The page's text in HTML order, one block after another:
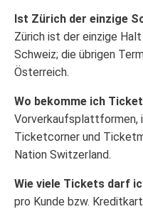
Ist Zürich der einzige
Zürich ist der einzige
Schweiz; die übrigen
Österreich.
Wo bekomme ich
Vorverkaufsplattformen,
Ticketcorner und
Nation Switzerland.
Wie viele Tickets darf
pro Kunde bzw.